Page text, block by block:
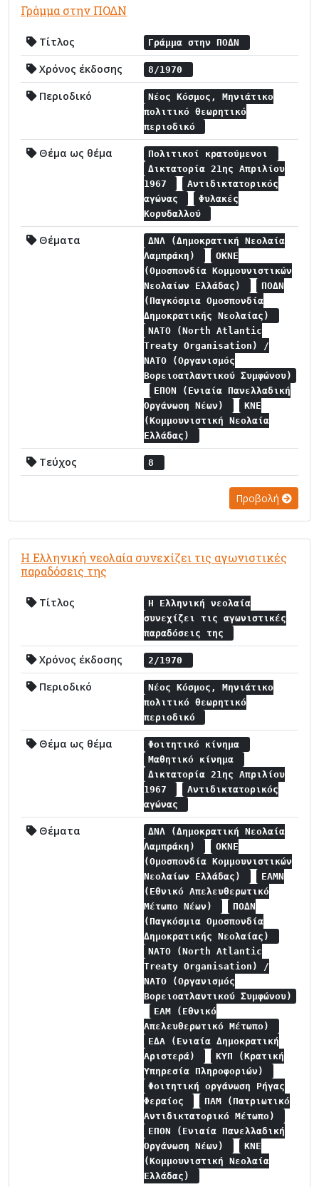
Γράμμα στην ΠΟΔΝ
Τίτλος Γράμμα στην ΠΟΔΝ
Χρόνος έκδοσης 8/1970
Περιοδικό
Νέος Κόσμος, Μηνιάτικο
πολιτικό θεωρητικό
περιοδικό
Θέμα ως θέμα
Πολιτικοί κρατούμενοι
Δικτατορία 21ης Απριλίου
1967
Αντιδικτατορικός
αγώνας
Φυλακές
Κορυδαλλού
Θέματα
ΔΝΛ (Δημοκρατική Νεολαία
Λαμπράκη)
ΟΚΝΕ
(Ομοσπονδία Κομμουνιστικών
Νεολαίων Ελλάδας)
ΠΟΔΝ
(Παγκόσμια Ομοσπονδία
Δημοκρατικής Νεολαίας)
NATO (North Atlantic
Treaty Organisation) /
NATO (Οργανισμός
Βορειοατλαντικού Συμφώνου)
ΕΠΟΝ (Ενιαία Πανελλαδική
Οργάνωση Νέων)
ΚΝΕ
(Κομμουνιστική Νεολαία
Ελλάδας)
Τεύχος 8
Προβολή
Η Ελληνική νεολαία συνεχίζει τις αγωνιστικές
παραδόσεις της
Τίτλος
Η Ελληνική νεολαία
συνεχίζει τις αγωνιστικές
παραδόσεις της
Χρόνος έκδοσης 2/1970
Περιοδικό
Νέος Κόσμος, Μηνιάτικο
πολιτικό θεωρητικό
περιοδικό
Θέμα ως θέμα
Φοιτητικό κίνημα
Μαθητικό κίνημα
Δικτατορία 21ης Απριλίου
1967
Αντιδικτατορικός
αγώνας
Θέματα
ΔΝΛ (Δημοκρατική Νεολαία
Λαμπράκη)
ΟΚΝΕ
(Ομοσπονδία Κομμουνιστικών
Νεολαίων Ελλάδας)
ΕΑΜΝ
(Εθνικό Απελευθερωτικό
Μέτωπο Νέων)
ΠΟΔΝ
(Παγκόσμια Ομοσπονδία
Δημοκρατικής Νεολαίας)
NATO (North Atlantic
Treaty Organisation) /
NATO (Οργανισμός
Βορειοατλαντικού Συμφώνου)
ΕΑΜ (Εθνικό
Απελευθερωτικό Μέτωπο)
ΕΔΑ (Ενιαία Δημοκρατική
Αριστερά)
ΚΥΠ (Κρατική
Υπηρεσία Πληροφοριών)
Φοιτητική οργάνωση Ρήγας
Φεραίος
ΠΑΜ (Πατριωτικό
Αντιδικτατορικό Μέτωπο)
ΕΠΟΝ (Ενιαία Πανελλαδική
Οργάνωση Νέων)
ΚΝΕ
(Κομμουνιστική Νεολαία
Ελλάδας)